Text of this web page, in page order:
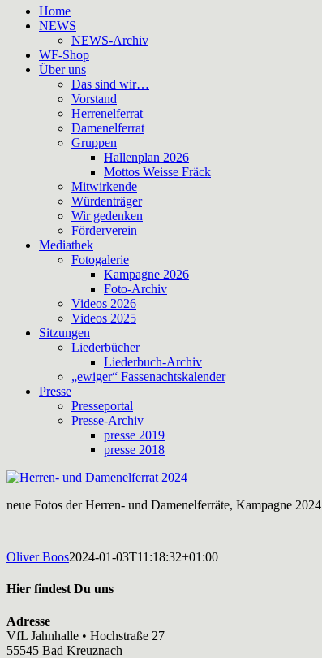
Home
NEWS
NEWS-Archiv
WF-Shop
Über uns
Das sind wir…
Vorstand
Herrenelferrat
Damenelferrat
Gruppen
Hallenplan 2026
Mottos Weisse Fräck
Mitwirkende
Würdenträger
Wir gedenken
Förderverein
Mediathek
Fotogalerie
Kampagne 2026
Foto-Archiv
Videos 2026
Videos 2025
Sitzungen
Liederbücher
Liederbuch-Archiv
„ewiger“ Fassenachtskalender
Presse
Presseportal
Presse-Archiv
presse 2019
presse 2018
neue Fotos der Herren- und Damenelferräte, Kampagne 2024
Oliver Boos2024-01-03T11:18:32+01:00
Hier findest Du uns
Adresse
VfL Jahnhalle • Hochstraße 27
55545 Bad Kreuznach